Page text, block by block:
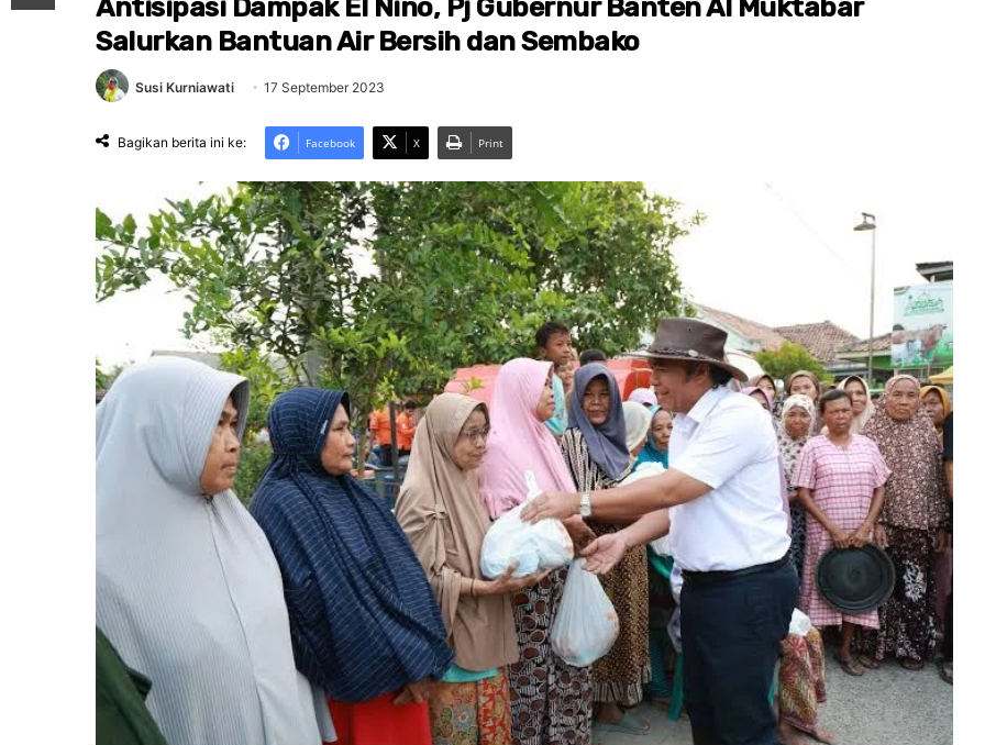
Antisipasi Dampak El Nino, Pj Gubernur Banten Al Muktabar
Salurkan Bantuan Air Bersih dan Sembako
Susi Kurniawati 17 September 2023
Bagikan berita ini ke: Facebook X Print